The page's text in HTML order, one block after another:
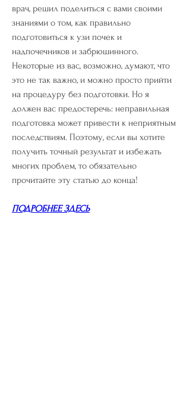
врач, решил поделиться с вами своими
знаниями о том, как правильно
подготовиться к узи почек и
надпочечников и забрюшинного.
Некоторые из вас, возможно, думают, что
это не так важно, и можно просто прийти
на процедуру без подготовки. Но я
должен вас предостеречь: неправильная
подготовка может привести к неприятным
последствиям. Поэтому, если вы хотите
получить точный результат и избежать
многих проблем, то обязательно
прочитайте эту статью до конца!
ПОДРОБНЕЕ ЗДЕСЬ